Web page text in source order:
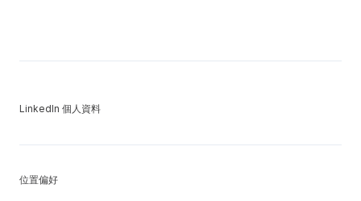
LinkedIn 個人資料
位置偏好